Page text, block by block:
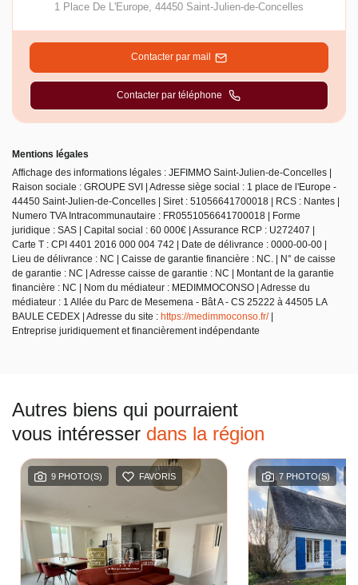
1 Place De L'Europe, 44450 Saint-Julien-de-Concelles
Contacter par mail
Contacter par téléphone
Mentions légales
Affichage des informations légales : JEFIMMO Saint-Julien-de-Concelles |
Raison sociale : GROUPE SVI | Adresse siège social : 1 place de l'Europe -
44450 Saint-Julien-de-Concelles | Siret : 51056641700018 | RCS : Nantes |
Numero TVA Intracommunautaire : FR0551056641700018 | Forme
juridique : SAS | Capital social : 60 000€ | Assurance RCP : U272407 |
Carte T : CPI 4401 2016 000 004 742 | Date de délivrance : 0000-00-00 |
Lieu de délivrance : NC | Caisse de garantie financière : NC. | N° de caisse
de garantie : NC | Adresse caisse de garantie : NC | Montant de la garantie
financière : NC | Nom du médiateur : MEDIMMOCONSO | Adresse du
médiateur : 1 Allée du Parc de Mesemena - Bât A - CS 25222 à 44505 LA
BAULE CEDEX | Adresse du site : https://medimmoconso.fr/|
Entreprise juridiquement et financièrement indépendante
Autres biens qui pourraient
vous intéresser dans la région
9 PHOTO(S) FAVORIS 7 PHOTO(S)